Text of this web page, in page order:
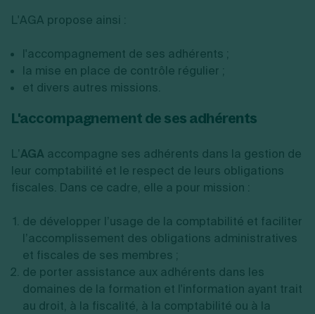
L'AGA propose ainsi :
l'accompagnement de ses adhérents ;
la mise en place de contrôle régulier ;
et divers autres missions.
L'accompagnement de ses adhérents
L’AGA accompagne ses adhérents dans la gestion de
leur comptabilité et le respect de leurs obligations
fiscales. Dans ce cadre, elle a pour mission :
de développer l’usage de la comptabilité et faciliter
l’accomplissement des obligations administratives
et fiscales de ses membres ;
de porter assistance aux adhérents dans les
domaines de la formation et l'information ayant trait
au droit, à la fiscalité, à la comptabilité ou à la